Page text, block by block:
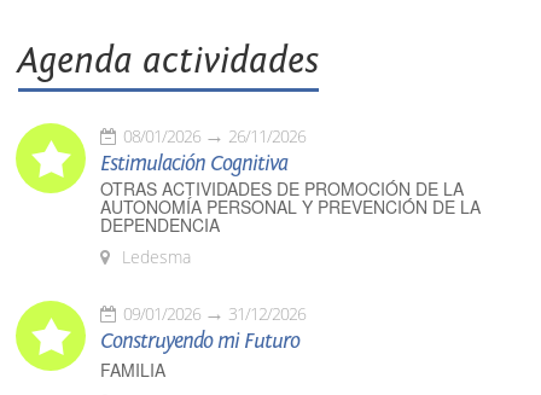
Agenda actividades
08/01/2026 26/11/2026
Estimulación Cognitiva
OTRAS ACTIVIDADES DE PROMOCIÓN DE LA
AUTONOMÍA PERSONAL Y PREVENCIÓN DE LA
DEPENDENCIA
Ledesma
09/01/2026 31/12/2026
Construyendo mi Futuro
FAMILIA